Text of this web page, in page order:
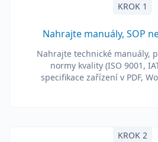
KROK 1
Nahrajte manuály, SOP
Nahrajte technické manuály,
normy kvality (ISO 9001,
specifikace zařízení v PDF,
KROK 2